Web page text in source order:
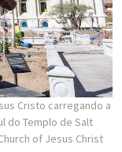
Cristo carregando a
do Templo de Salt
of Jesus Christ